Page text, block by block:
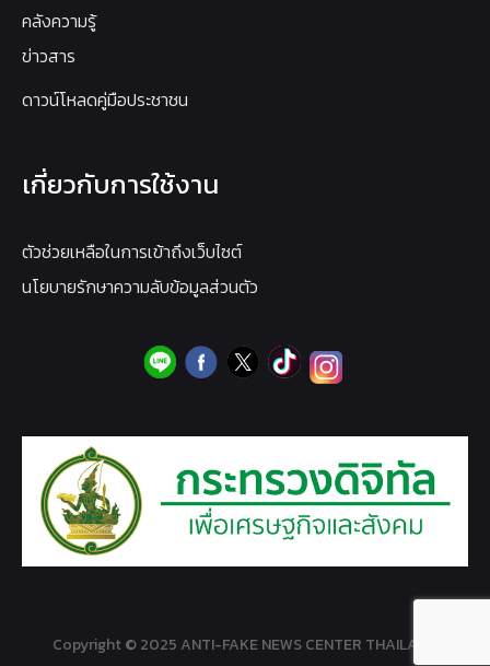
คลังความรู้
ข่าวสาร
ดาวน์โหลดคู่มือประชาชน
เกี่ยวกับการใช้งาน
ตัวช่วยเหลือในการเข้าถึงเว็บไซต์
นโยบายรักษาความลับข้อมูลส่วนตัว
Copyright © 2025 ANTI-FAKE NEWS CENTER THAILAND